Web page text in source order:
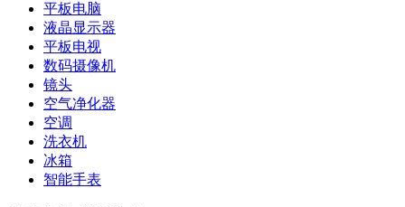
平板电脑
液晶显示器
平板电视
数码摄像机
镜头
空气净化器
空调
洗衣机
冰箱
智能手表